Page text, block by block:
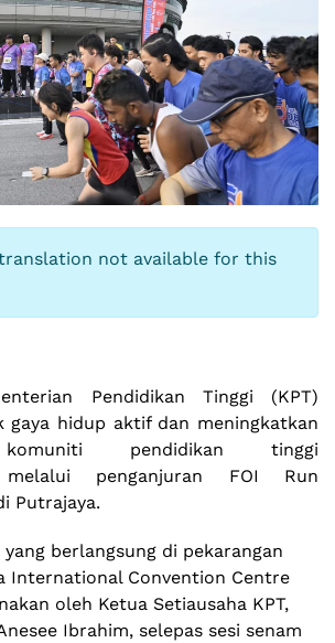
not available for this
Pendidikan Tinggi (KPT)
gaya hidup aktif dan meningkatkan
pendidikan tinggi
melalui penganjuran FOI Run
Putrajaya.
berlangsung di pekarangan
International Convention Centre
oleh Ketua Setiausaha KPT,
Ibrahim, selepas sesi senam